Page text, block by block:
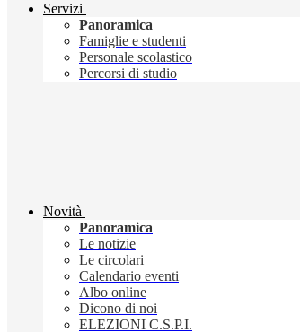
Servizi
Panoramica
Famiglie e studenti
Personale scolastico
Percorsi di studio
Novità
Panoramica
Le notizie
Le circolari
Calendario eventi
Albo online
Dicono di noi
ELEZIONI C.S.P.I.